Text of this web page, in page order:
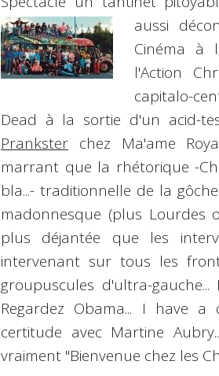
aussi
Cinéma à
l'Action
capitalo-
Dead à la sortie d'un acid-
Prankster chez Ma'ame
marrant que la rhétorique -
bla...- traditionnelle de la
madonnesque (plus Lourdes
plus déjantée que les
intervenant sur tous les
groupuscules d'ultra-
Regardez Obama... I have a
certitude avec Martine
vraiment "Bienvenue chez les